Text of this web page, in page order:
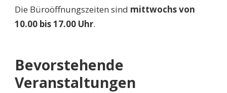
Die Büroöffnungszeiten sind mittwochs von
10.00 bis 17.00 Uhr.
Bevorstehende
Veranstaltungen